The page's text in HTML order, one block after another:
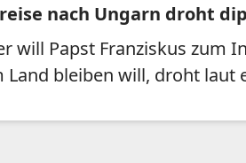
nach Ungarn droht
will Papst Franziskus zum
Land bleiben will, droht